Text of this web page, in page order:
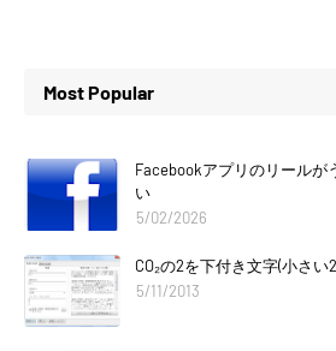
Most Popular
Facebookアプリのリールが
い
5/02/2026
CO₂の2を下付き文字(小さい
5/11/2013